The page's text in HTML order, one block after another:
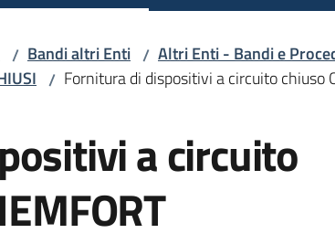
/ Bandi altri Enti / Altri Enti - Bandi e
/ Fornitura di dispositivi a circuito chiuso
a circuito